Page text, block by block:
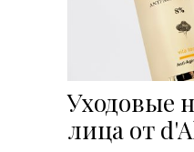
Уходовые
лица от